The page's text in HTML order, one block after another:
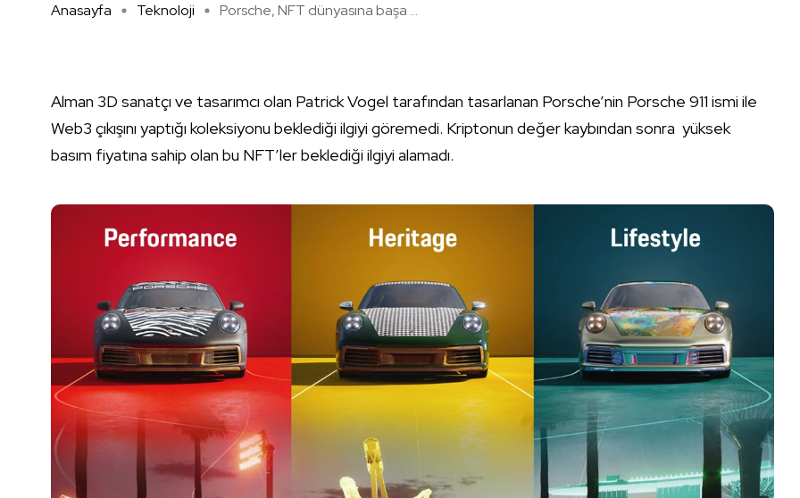
Anasayfa Teknoloji Porsche, NFT dünyasına başa ...
Alman 3D sanatçı ve tasarımcı olan Patrick Vogel tarafından tasarlanan Porsche’nin Porsche 911 ismi ile
Web3 çıkışını yaptığı koleksiyonu beklediği ilgiyi göremedi. Kriptonun değer kaybından sonra yüksek
basım fiyatına sahip olan bu NFT’ler beklediği ilgiyi alamadı.